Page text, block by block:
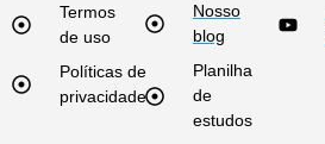
Termos
de uso
Políticas de
privacidade
Nosso
blog
Planilha
de
estudos